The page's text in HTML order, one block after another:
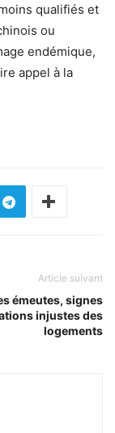
qualifiés et
ou
endémique,
appel à la
Article suivant
émeutes, signes
injustes des
logements